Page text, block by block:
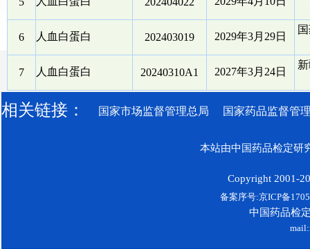
6 人血白蛋白 202403019 2029年3月29日
7 人血白蛋白 20240310A1 2027年3月24日
相关链接： 国家市场监督管理总局 国家药品监督管
本站由中国药品检定研
Copyright 2001-
备案序号:京ICP备
中国药品检